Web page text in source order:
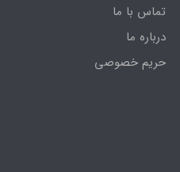
تماس با ما
درباره ما
حریم خصوصی